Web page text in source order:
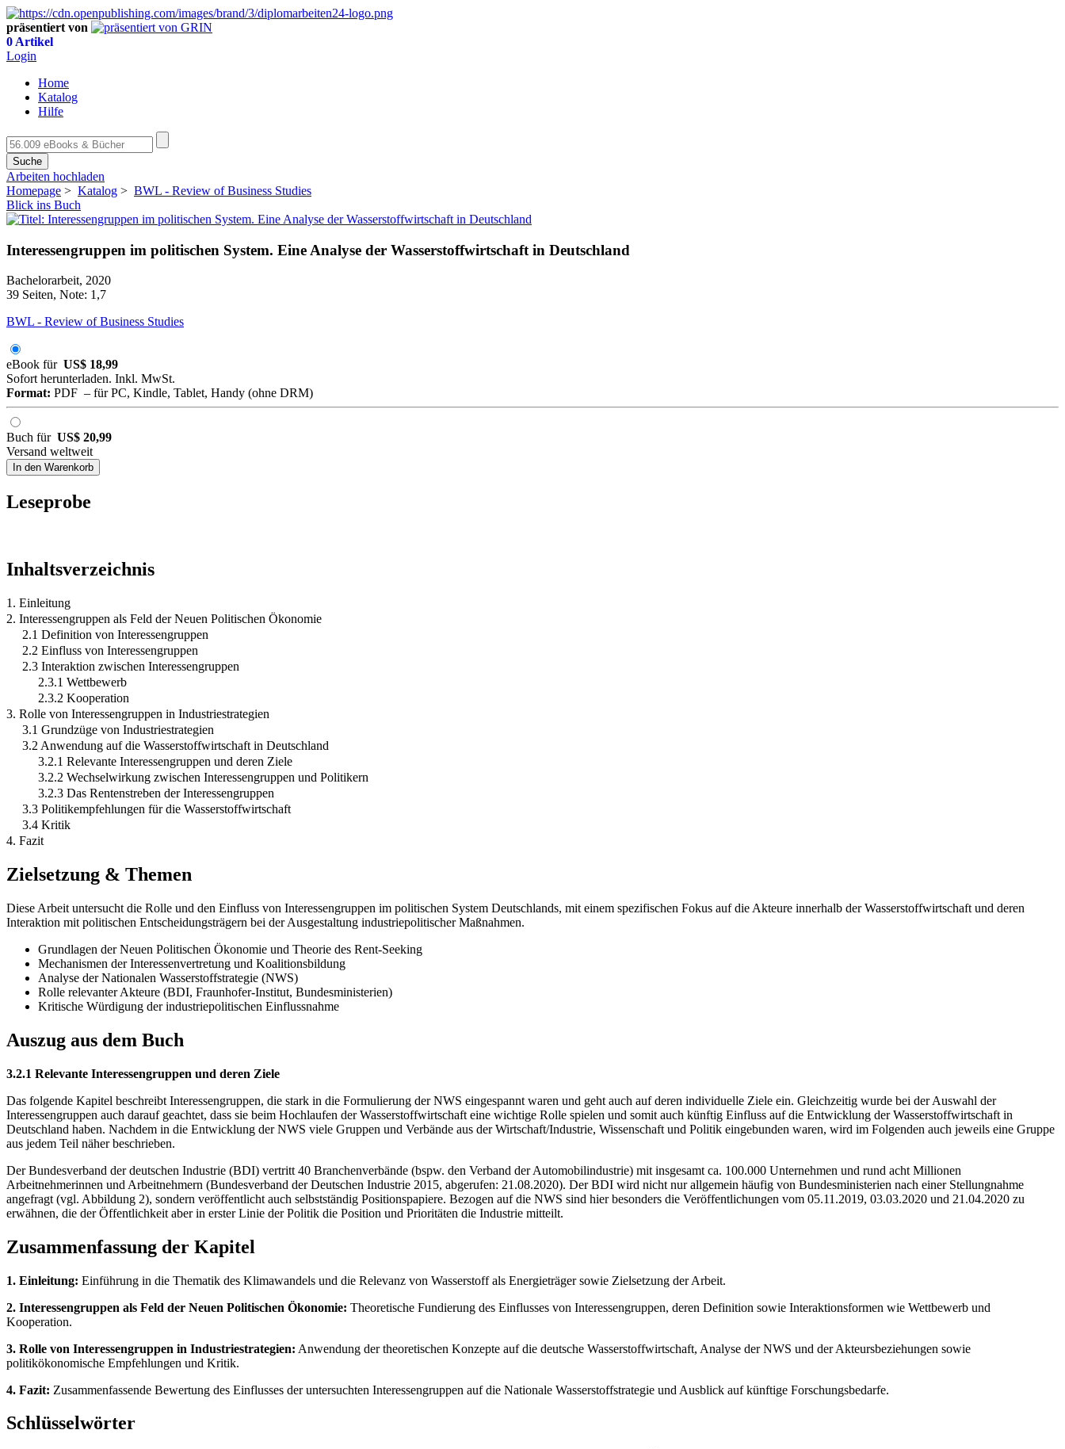
präsentiert von
0 Artikel
Login
Home
Katalog
Hilfe
Suche
Arbeiten hochladen
Homepage > Katalog > BWL - Review of Business Studies
Blick ins Buch
Interessengruppen im politischen System. Eine Analyse der Wasserstoffwirtschaft in Deutschland
Bachelorarbeit, 2020
39 Seiten, Note: 1,7
BWL - Review of Business Studies
eBook für US$ 18,99
Sofort herunterladen. Inkl. MwSt.
Format: PDF – für PC, Kindle, Tablet, Handy (ohne DRM)
Buch für US$ 20,99
Versand weltweit
In den Warenkorb
Leseprobe
Inhaltsverzeichnis
1. Einleitung
2. Interessengruppen als Feld der Neuen Politischen Ökonomie
2.1 Definition von Interessengruppen
2.2 Einfluss von Interessengruppen
2.3 Interaktion zwischen Interessengruppen
2.3.1 Wettbewerb
2.3.2 Kooperation
3. Rolle von Interessengruppen in Industriestrategien
3.1 Grundzüge von Industriestrategien
3.2 Anwendung auf die Wasserstoffwirtschaft in Deutschland
3.2.1 Relevante Interessengruppen und deren Ziele
3.2.2 Wechselwirkung zwischen Interessengruppen und Politikern
3.2.3 Das Rentenstreben der Interessengruppen
3.3 Politikempfehlungen für die Wasserstoffwirtschaft
3.4 Kritik
4. Fazit
Zielsetzung & Themen
Diese Arbeit untersucht die Rolle und den Einfluss von Interessengruppen im politischen System Deutschlands, mit einem spezifischen Fokus auf die Akteure innerhalb der Wasserstoffwirtschaft und deren
Interaktion mit politischen Entscheidungsträgern bei der Ausgestaltung industriepolitischer Maßnahmen.
Grundlagen der Neuen Politischen Ökonomie und Theorie des Rent-Seeking
Mechanismen der Interessenvertretung und Koalitionsbildung
Analyse der Nationalen Wasserstoffstrategie (NWS)
Rolle relevanter Akteure (BDI, Fraunhofer-Institut, Bundesministerien)
Kritische Würdigung der industriepolitischen Einflussnahme
Auszug aus dem Buch
3.2.1 Relevante Interessengruppen und deren Ziele
Das folgende Kapitel beschreibt Interessengruppen, die stark in die Formulierung der NWS eingespannt waren und geht auch auf deren individuelle Ziele ein. Gleichzeitig wurde bei der Auswahl der
Interessengruppen auch darauf geachtet, dass sie beim Hochlaufen der Wasserstoffwirtschaft eine wichtige Rolle spielen und somit auch künftig Einfluss auf die Entwicklung der Wasserstoffwirtschaft in
Deutschland haben. Nachdem in die Entwicklung der NWS viele Gruppen und Verbände aus der Wirtschaft/Industrie, Wissenschaft und Politik eingebunden waren, wird im Folgenden auch jeweils eine Gruppe
aus jedem Teil näher beschrieben.
Der Bundesverband der deutschen Industrie (BDI) vertritt 40 Branchenverbände (bspw. den Verband der Automobilindustrie) mit insgesamt ca. 100.000 Unternehmen und rund acht Millionen
Arbeitnehmerinnen und Arbeitnehmern (Bundesverband der Deutschen Industrie 2015, abgerufen: 21.08.2020). Der BDI wird nicht nur allgemein häufig von Bundesministerien nach einer Stellungnahme
angefragt (vgl. Abbildung 2), sondern veröffentlicht auch selbstständig Positionspapiere. Bezogen auf die NWS sind hier besonders die Veröffentlichungen vom 05.11.2019, 03.03.2020 und 21.04.2020 zu
erwähnen, die der Öffentlichkeit aber in erster Linie der Politik die Position und Prioritäten die Industrie mitteilt.
Zusammenfassung der Kapitel
1. Einleitung: Einführung in die Thematik des Klimawandels und die Relevanz von Wasserstoff als Energieträger sowie Zielsetzung der Arbeit.
2. Interessengruppen als Feld der Neuen Politischen Ökonomie: Theoretische Fundierung des Einflusses von Interessengruppen, deren Definition sowie Interaktionsformen wie Wettbewerb und
Kooperation.
3. Rolle von Interessengruppen in Industriestrategien: Anwendung der theoretischen Konzepte auf die deutsche Wasserstoffwirtschaft, Analyse der NWS und der Akteursbeziehungen sowie
politikökonomische Empfehlungen und Kritik.
4. Fazit: Zusammenfassende Bewertung des Einflusses der untersuchten Interessengruppen auf die Nationale Wasserstoffstrategie und Ausblick auf künftige Forschungsbedarfe.
Schlüsselwörter